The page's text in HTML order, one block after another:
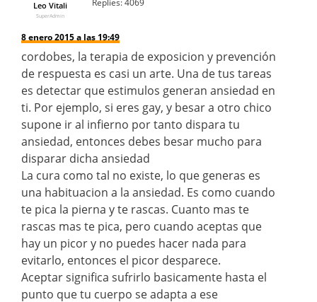
Leo Vitali
SuperAdmin
Replies:4069
8 enero 2015 a las 19:49
cordobes, la terapia de exposicion y prevención
de respuesta es casi un arte. Una de tus tareas
es detectar que estimulos generan ansiedad en
ti. Por ejemplo, si eres gay, y besar a otro chico
supone ir al infierno por tanto dispara tu
ansiedad, entonces debes besar mucho para
disparar dicha ansiedad
La cura como tal no existe, lo que generas es
una habituacion a la ansiedad. Es como cuando
te pica la pierna y te rascas. Cuanto mas te
rascas mas te pica, pero cuando aceptas que
hay un picor y no puedes hacer nada para
evitarlo, entonces el picor desparece.
Aceptar significa sufrirlo basicamente hasta el
punto que tu cuerpo se adapta a ese